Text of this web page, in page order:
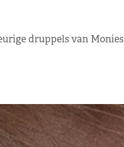
druppels van Monies